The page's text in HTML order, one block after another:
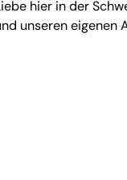
hier in der
unseren eigenen